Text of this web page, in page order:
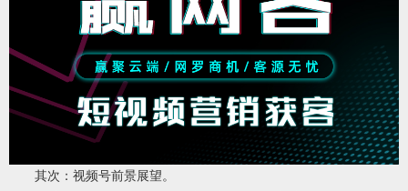
其次：视频号前景展望。